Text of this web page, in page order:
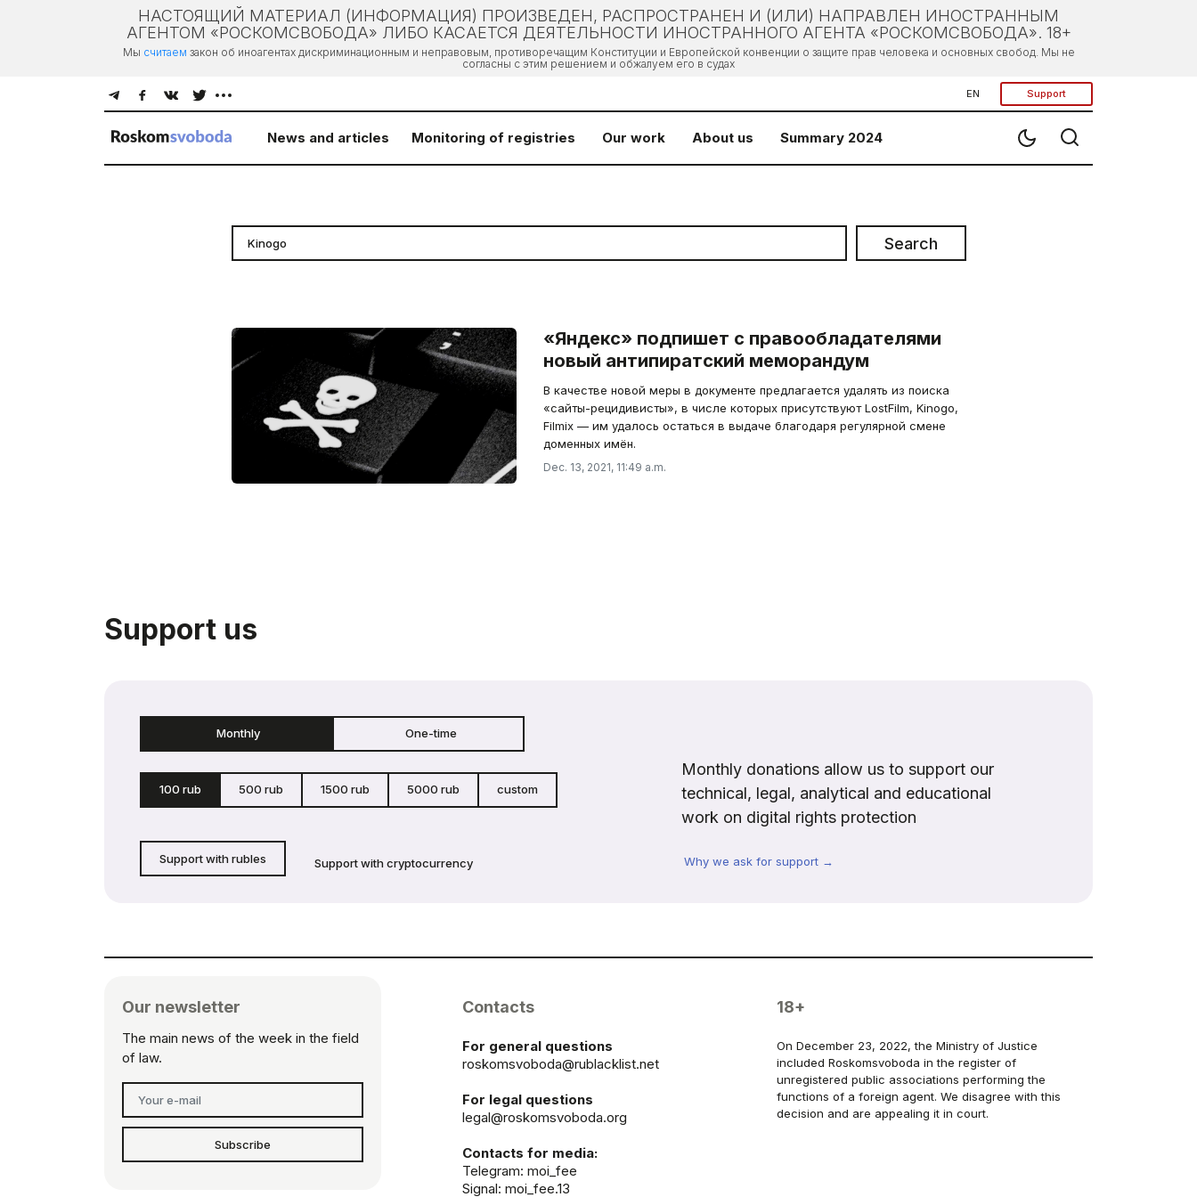
НАСТОЯЩИЙ МАТЕРИАЛ (ИНФОРМАЦИЯ) ПРОИЗВЕДЕН, РАСПРОСТРАНЕН И (ИЛИ) НАПРАВЛЕН ИНОСТРАННЫМ
АГЕНТОМ «РОСКОМСВОБОДА» ЛИБО КАСАЕТСЯ ДЕЯТЕЛЬНОСТИ ИНОСТРАННОГО АГЕНТА «РОСКОМСВОБОДА». 18+
Мы считаем закон об иноагентах дискриминационным и неправовым, противоречащим Конституции и Европейской конвенции о защите прав человека и основных свобод. Мы не
согласны с этим решением и обжалуем его в судах
EN Support
News and articles Monitoring of registries Our work About us Summary 2024
Search
«Яндекс» подпишет с правообладателями
новый антипиратский меморандум
В качестве новой меры в документе предлагается удалять из поиска
«сайты-рецидивисты», в числе которых присутствуют LostFilm, Kinogo,
Filmix — им удалось остаться в выдаче благодаря регулярной смене
доменных имён.
Dec. 13, 2021, 11:49 a.m.
Support us
Monthly One-time
100 rub 500 rub 1500 rub 5000 rub custom
Support with rubles Support with cryptocurrency
Monthly donations allow us to support our
technical, legal, analytical and educational
work on digital rights protection
Why we ask for support →
Our newsletter
The main news of the week in the field
of law.
Subscribe
Contacts
For general questions
roskomsvoboda@rublacklist.net
For legal questions
legal@roskomsvoboda.org
Contacts for media:
Telegram: moi_fee
Signal: moi_fee.13
18+
On December 23, 2022, the Ministry of Justice
included Roskomsvoboda in the register of
unregistered public associations performing the
functions of a foreign agent. We disagree with this
decision and are appealing it in court.